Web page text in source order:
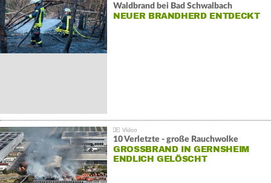
Waldbrand bei Bad Schwalbach
NEUER BRANDHERD ENTDECKT
10 Verletzte - große Rauchwolke
GROSSBRAND IN GERNSHEIM E
NDLICH GELÖSCHT